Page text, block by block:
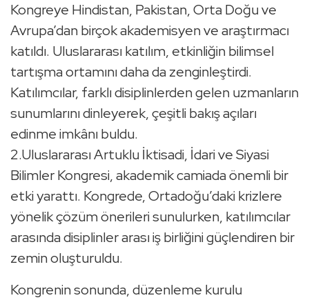
Kongreye Hindistan, Pakistan, Orta Doğu ve
Avrupa’dan birçok akademisyen ve araştırmacı
katıldı. Uluslararası katılım, etkinliğin bilimsel
tartışma ortamını daha da zenginleştirdi.
Katılımcılar, farklı disiplinlerden gelen uzmanların
sunumlarını dinleyerek, çeşitli bakış açıları
edinme imkânı buldu.
2.Uluslararası Artuklu İktisadi, İdari ve Siyasi
Bilimler Kongresi, akademik camiada önemli bir
etki yarattı. Kongrede, Ortadoğu’daki krizlere
yönelik çözüm önerileri sunulurken, katılımcılar
arasında disiplinler arası iş birliğini güçlendiren bir
zemin oluşturuldu.
Kongrenin sonunda, düzenleme kurulu